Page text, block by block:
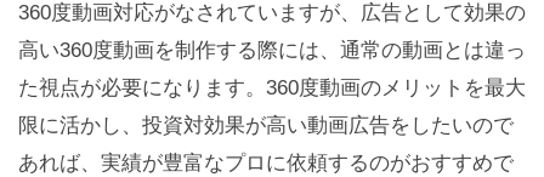
360度動画対応がなされていますが、広告として効果の
高い360度動画を制作する際には、通常の動画とは違っ
た視点が必要になります。360度動画のメリットを最大
限に活かし、投資対効果が高い動画広告をしたいので
あれば、実績が豊富なプロに依頼するのがおすすめで